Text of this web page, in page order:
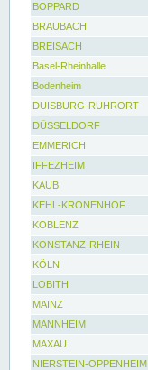
BOPPARD
BRAUBACH
BREISACH
Basel-Rheinhalle
Bodenheim
DUISBURG-RUHRORT
DÜSSELDORF
EMMERICH
IFFEZHEIM
KAUB
KEHL-KRONENHOF
KOBLENZ
KONSTANZ-RHEIN
KÖLN
LOBITH
MAINZ
MANNHEIM
MAXAU
NIERSTEIN-OPPENHEIM